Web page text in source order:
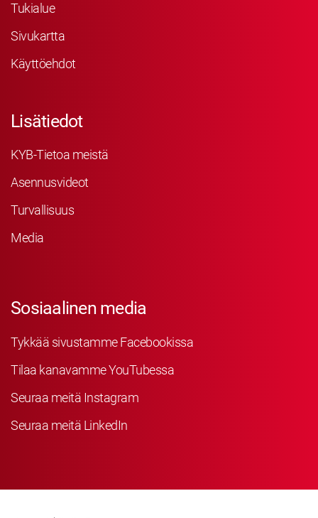
Tukialue
Sivukartta
Käyttöehdot
Lisätiedot
KYB-Tietoa meistä
Asennusvideot
Turvallisuus
Media
Sosiaalinen media
Tykkää sivustamme Facebookissa
Tilaa kanavamme YouTubessa
Seuraa meitä Instagram
Seuraa meitä LinkedIn